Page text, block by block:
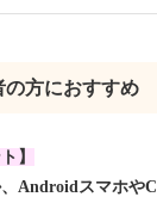
の方におすすめ
】
、Androidスマホや